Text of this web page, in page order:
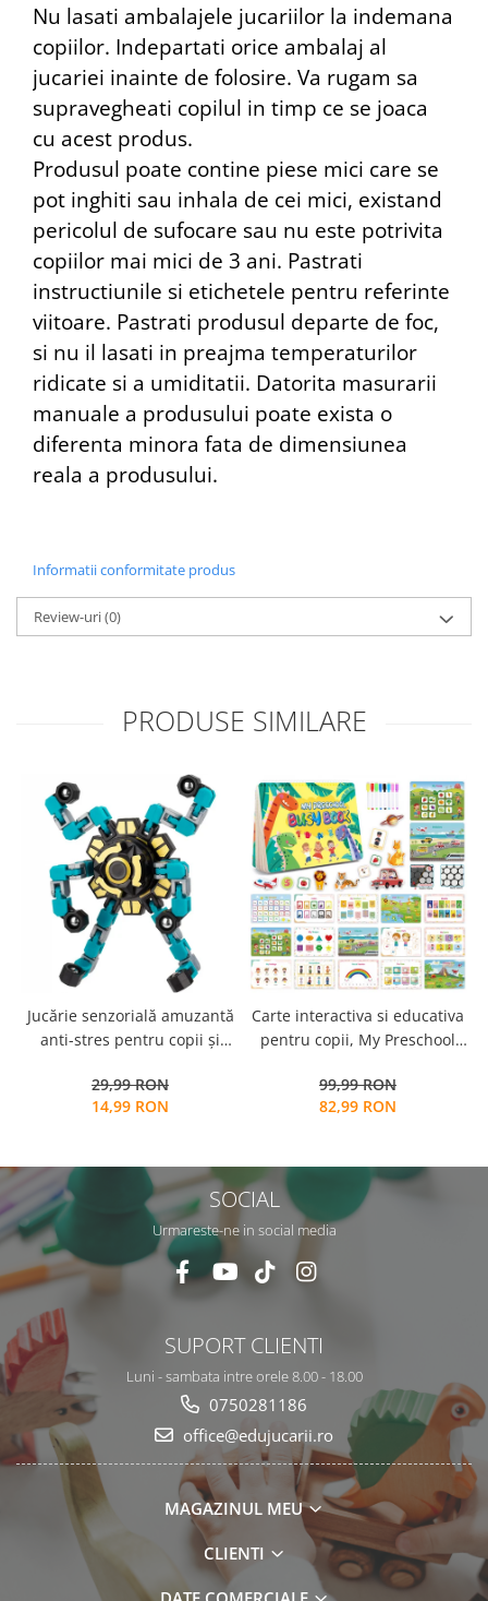
Nu lasati ambalajele jucariilor la indemana
copiilor. Indepartati orice ambalaj al
jucariei inainte de folosire. Va rugam sa
supravegheati copilul in timp ce se joaca
cu acest produs.
Produsul poate contine piese mici care se
pot inghiti sau inhala de cei mici, existand
pericolul de sufocare sau nu este potrivita
copiilor mai mici de 3 ani. Pastrati
instructiunile si etichetele pentru referinte
viitoare. Pastrati produsul departe de foc,
si nu il lasati in preajma temperaturilor
ridicate si a umiditatii. Datorita masurarii
manuale a produsului poate exista o
diferenta minora fata de dimensiunea
reala a produsului.
Informatii conformitate produs
Review-uri(0)
PRODUSE SIMILARE
Jucărie senzorială amuzantă
anti-stres pentru copii și
transformabil,
29,99 RON
14,99 RON
Carte interactiva si educativa
pentru copii, My Preschool
activitati multiple, stickere
repozitionabile, Limba
99,99 RON
82,99 RON
SOCIAL
Urmareste-ne in social media
SUPORT CLIENTI
Luni - sambata intre orele 8.00 - 18.00
0750281186
office@edujucarii.ro
MAGAZINUL MEU
CLIENTI